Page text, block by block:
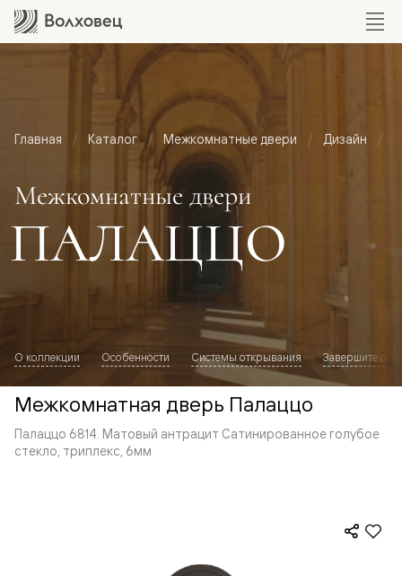
Главная Каталог Межкомнатные двери Дизайн
Межкомнатные двери
ПАЛАЦЦО
О коллекции Особенности Системы открывания Завершите
Межкомнатная дверь Палаццо
Палаццо 6814. Матовый антрацит Сатинированное голубое
стекло, триплекс, 6мм